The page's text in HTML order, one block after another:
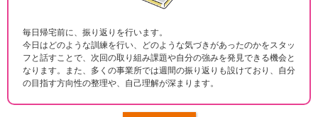
毎日帰宅前に、振り返りを行います。
今日はどのような訓練を行い、どのような気づきがあったのかをスタッ
フと話すことで、次回の取り組み課題や自分の強みを発見できる機会と
なります。また、多くの事業所では週間の振り返りも設けており、自分
の目指す方向性の整理や、自己理解が深まります。